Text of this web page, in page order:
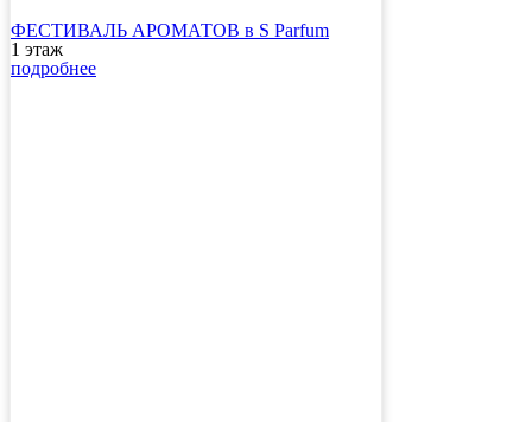
ФЕСТИВАЛЬ АРОМАТОВ в S Parfum
1 этаж
подробнее